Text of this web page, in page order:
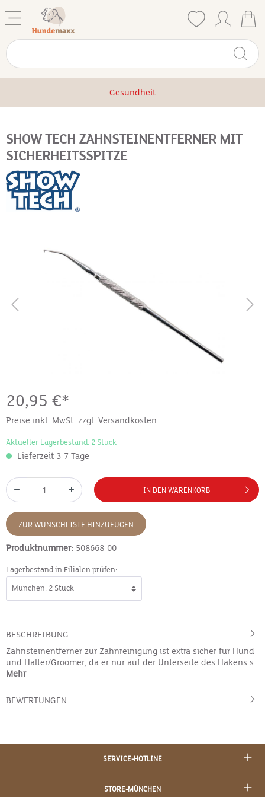
Gesundheit
SHOW TECH ZAHNSTEINENTFERNER MIT
SICHERHEITSSPITZE
20,95 €*
Preise inkl. MwSt. zzgl. Versandkosten
Aktueller Lagerbestand: 2 Stück
Lieferzeit 3-7 Tage
IN DEN WARENKORB
ZUR WUNSCHLISTE HINZUFÜGEN
Produktnummer: 508668-00
Lagerbestand in Filialen prüfen:
BESCHREIBUNG
Zahnsteinentferner zur Zahnreinigung ist extra sicher für Hund
und Halter/Groomer, da er nur auf der Unterseite des Hakens s…
Mehr
BEWERTUNGEN
SERVICE-HOTLINE
STORE-MÜNCHEN